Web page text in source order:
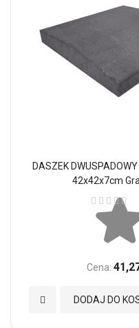
DASZEK
42x42x7cm
Ocena:
Cena:
DODAJ DO
Dodaj